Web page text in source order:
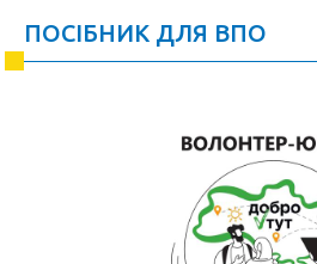
ПОСІБНИК ДЛЯ ВПО